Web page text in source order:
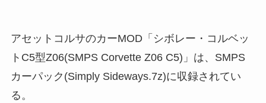
アセットコルサのカーMOD「シボレー・コルベッ
トC5型Z06(SMPS Corvette Z06 C5)」は、SMPS
カーパック(Simply Sideways.7z)に収録されてい
る。